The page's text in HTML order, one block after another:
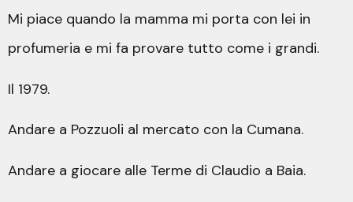
Mi piace quando la mamma mi porta con lei in
profumeria e mi fa provare tutto come i grandi.
Il 1979.
Andare a Pozzuoli al mercato con la Cumana.
Andare a giocare alle Terme di Claudio a Baia.